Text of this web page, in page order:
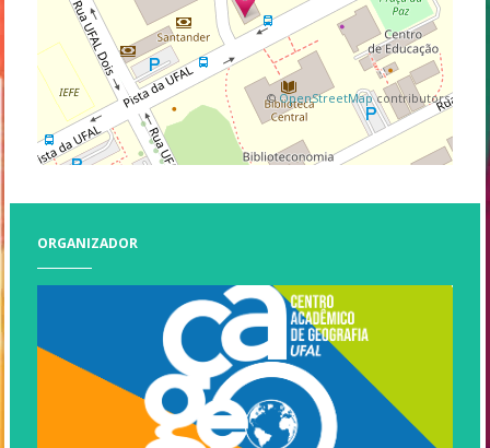
©OpenStreetMapcontributors
ORGANIZADOR